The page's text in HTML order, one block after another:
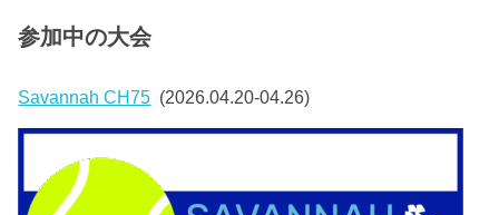
参加中の大会
Savannah CH75 (2026.04.20-04.26)